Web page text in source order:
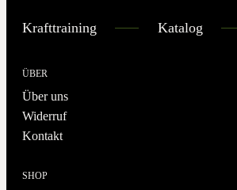
Krafttraining Katalog
ÜBER
Über uns
Widerruf
Kontakt
SHOP